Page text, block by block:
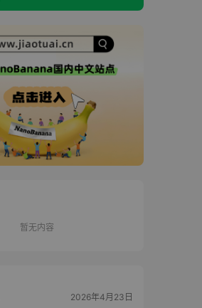
暂无内容
2026年4月23日